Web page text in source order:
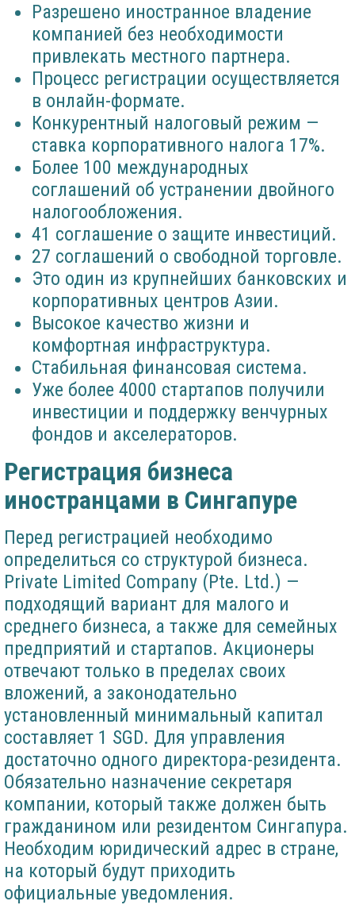
Разрешено иностранное владение
компанией без необходимости
привлекать местного партнера.
Процесс регистрации осуществляется
в онлайн-формате.
Конкурентный налоговый режим —
ставка корпоративного налога 17%.
Более 100 международных
соглашений об устранении двойного
налогообложения.
41 соглашение о защите инвестиций.
27 соглашений о свободной торговле.
Это один из крупнейших банковских и
корпоративных центров Азии.
Высокое качество жизни и
комфортная инфраструктура.
Стабильная финансовая система.
Уже более 4000 стартапов получили
инвестиции и поддержку венчурных
фондов и акселераторов.
Регистрация бизнеса
иностранцами в Сингапуре
Перед регистрацией необходимо
определиться со структурой бизнеса.
Private Limited Company (Pte. Ltd.) —
подходящий вариант для малого и
среднего бизнеса, а также для семейных
предприятий и стартапов. Акционеры
отвечают только в пределах своих
вложений, а законодательно
установленный минимальный капитал
составляет 1 SGD. Для управления
достаточно одного директора-резидента.
Обязательно назначение секретаря
компании, который также должен быть
гражданином или резидентом Сингапура.
Необходим юридический адрес в стране,
на который будут приходить
официальные уведомления.